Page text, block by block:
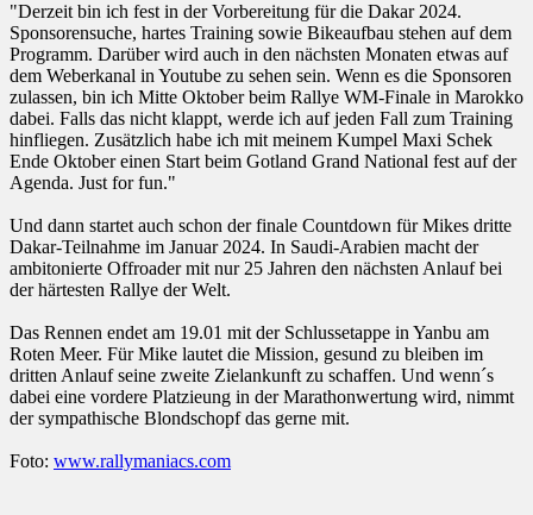
"Derzeit bin ich fest in der Vorbereitung für die Dakar 2024.
Sponsorensuche, hartes Training sowie Bikeaufbau stehen auf dem
Programm. Darüber wird auch in den nächsten Monaten etwas auf
dem Weberkanal in Youtube zu sehen sein. Wenn es die Sponsoren
zulassen, bin ich Mitte Oktober beim Rallye WM-Finale in Marokko
dabei. Falls das nicht klappt, werde ich auf jeden Fall zum Training
hinfliegen. Zusätzlich habe ich mit meinem Kumpel Maxi Schek
Ende Oktober einen Start beim Gotland Grand National fest auf der
Agenda. Just for fun."
Und dann startet auch schon der finale Countdown für Mikes dritte
Dakar-Teilnahme im Januar 2024. In Saudi-Arabien macht der
ambitonierte Offroader mit nur 25 Jahren den nächsten Anlauf bei
der härtesten Rallye der Welt.
Das Rennen endet am 19.01 mit der Schlussetappe in Yanbu am
Roten Meer. Für Mike lautet die Mission, gesund zu bleiben im
dritten Anlauf seine zweite Zielankunft zu schaffen. Und wenn´s
dabei eine vordere Platzieung in der Marathonwertung wird, nimmt
der sympathische Blondschopf das gerne mit.
Foto: www.rallymaniacs.com